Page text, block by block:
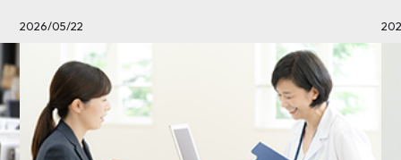
2026/05/22